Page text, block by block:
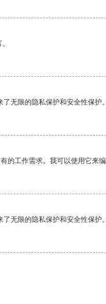
无限的隐私保护和安全性保护。
的工作需求。我可以使用它来
无限的隐私保护和安全性保护。